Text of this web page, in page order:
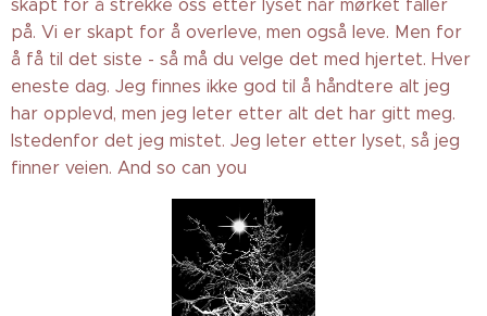
skapt for å strekke oss etter lyset når mørket faller
på. Vi er skapt for å overleve, men også leve. Men for
å få til det siste - så må du velge det med hjertet. Hver
eneste dag. Jeg finnes ikke god til å håndtere alt jeg
har opplevd, men jeg leter etter alt det har gitt meg.
Istedenfor det jeg mistet. Jeg leter etter lyset, så jeg
finner veien. And so can you❤️